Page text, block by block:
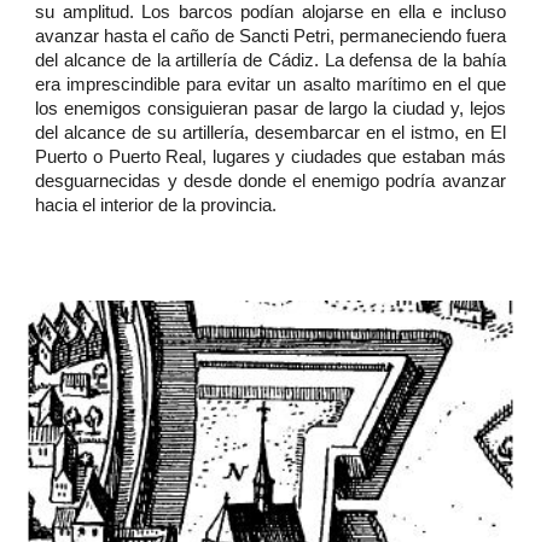
su amplitud. Los barcos podían alojarse en ella e incluso
avanzar hasta el caño de Sancti Petri, permaneciendo fuera
del alcance de la artillería de Cádiz. La defensa de la bahía
era imprescindible para evitar un asalto marítimo en el que
los enemigos consiguieran pasar de largo la ciudad y, lejos
del alcance de su artillería, desembarcar en el istmo, en El
Puerto o Puerto Real, lugares y ciudades que estaban más
desguarnecidas y desde donde el enemigo podría avanzar
hacia el interior de la provincia.